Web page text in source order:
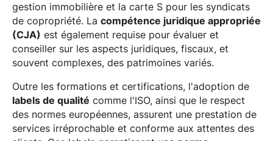
gestion immobilière et la carte S pour les syndicats
de copropriété. La compétence juridique appropriée
(CJA) est également requise pour évaluer et
conseiller sur les aspects juridiques, fiscaux, et
souvent complexes, des patrimoines variés.
Outre les formations et certifications, l'adoption de
labels de qualité comme l'ISO, ainsi que le respect
des normes européennes, assurent une prestation de
services irréprochable et conforme aux attentes des